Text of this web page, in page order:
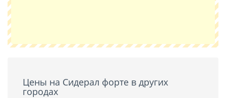
Цены на Сидерал форте в других
городах